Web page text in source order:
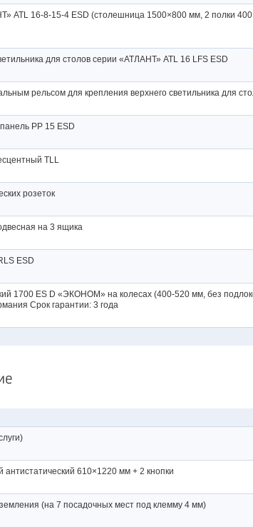
ATL 16-8-15-4 ESD (столешница 1500×800 мм, 2 полки
для столов серии «АТЛАНТ» ATL 16 LFS ESD
рельсом для крепления верхнего светильника для
PP 15 ESD
TLL
розеток
на 3 ящика
ESD
1700 ES D «ЭКОНОМ» на колесах (400-520 мм, без
Срок гарантии: 3 года
антистатический 610×1220 мм + 2 кнопки
(на 7 посадочных мест под клемму 4 мм)